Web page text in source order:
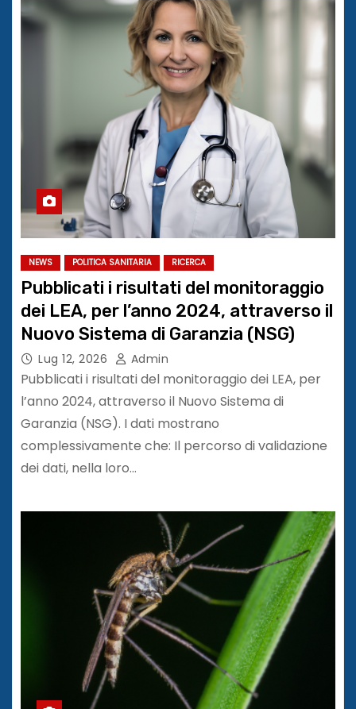
NEWS POLITICA SANITARIA RICERCA
Pubblicati i risultati del monitoraggio
dei LEA, per l’anno 2024, attraverso il
Nuovo Sistema di Garanzia (NSG)
Lug 12, 2026 Admin
Pubblicati i risultati del monitoraggio dei LEA, per
l’anno 2024, attraverso il Nuovo Sistema di
Garanzia (NSG). I dati mostrano
complessivamente che: Il percorso di validazione
dei dati, nella loro…